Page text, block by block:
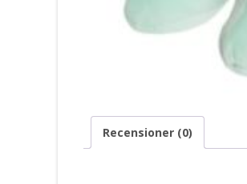
Recensioner (0)